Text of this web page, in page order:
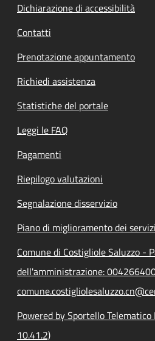
Dichiarazione di accessibilità
Contatti
Prenotazione appuntamento
Richiedi assistenza
Statistiche del portale
Leggi le FAQ
Pagamenti
Riepilogo valutazioni
Segnalazione disservizio
Piano di miglioramento dei servizi
Comune di Costigliole Saluzzo -
dell'amministrazione:
Powered by Sportello
10.41.2)